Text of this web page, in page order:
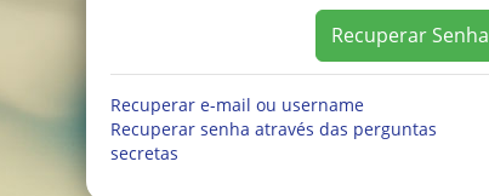
Recuperar Senha
Recuperar e-mail ou username
Recuperar senha através das perguntas
secretas